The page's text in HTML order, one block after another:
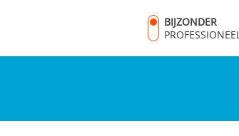
BIJZONDER
PROFESSIONEEL